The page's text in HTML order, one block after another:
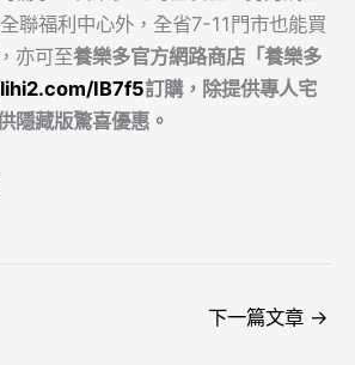
聯福利中心外，全省7-11門市也能買
亦可至養樂多官方網路商店「養樂多
IB7f5訂購，除提供專人宅
隱藏版驚喜優惠。
下一篇文章 →